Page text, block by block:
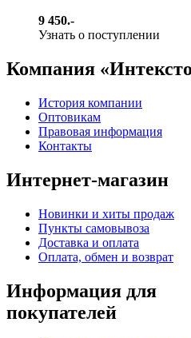
9 450.-
Узнать о поступлении
Компания
История компании
Оптовикам
Правовая информация
Контакты
Интернет-магазин
Новинки и хиты продаж
Пункты самовывоза
Доставка и оплата
Оплата, обмен и возврат
Информация для
покупателей